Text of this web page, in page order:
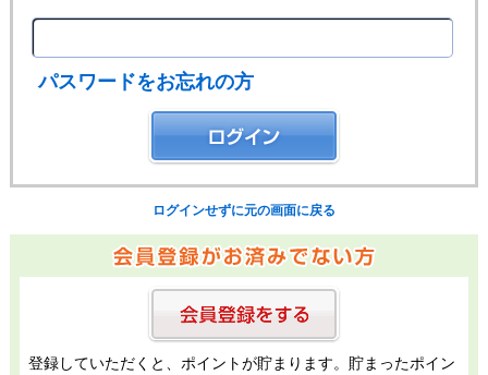
パスワードをお忘れの方
ログインせずに元の画面に戻る
登録していただくと、ポイントが貯まります。貯まったポイン